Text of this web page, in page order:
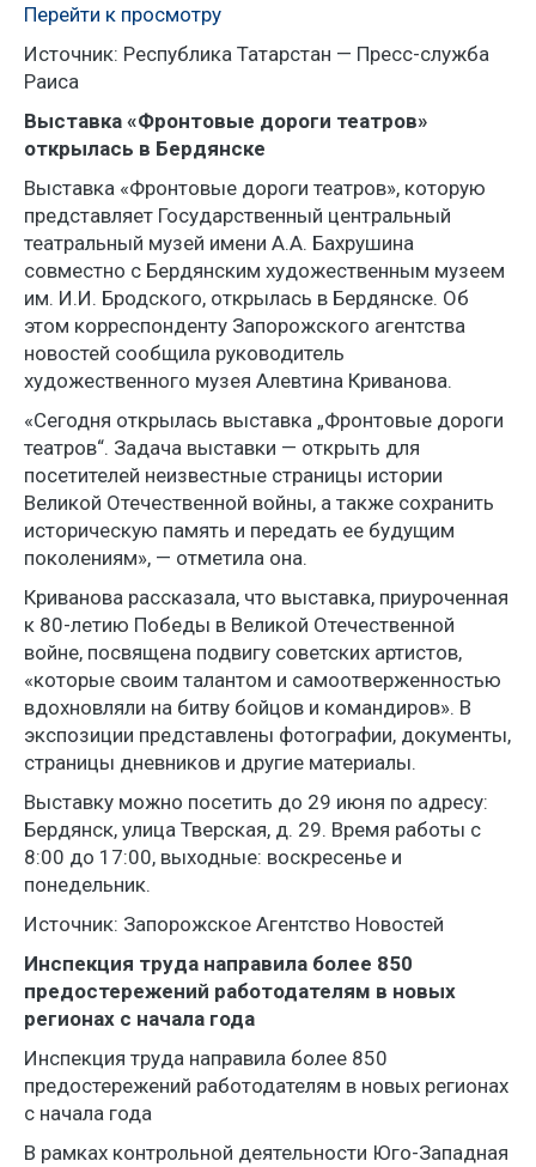
Перейти к просмотру
Источник: Республика Татарстан — Пресс-служба
Раиса
Выставка «Фронтовые дороги театров»
открылась в Бердянске
Выставка «Фронтовые дороги театров», которую
представляет Государственный центральный
театральный музей имени А.А. Бахрушина
совместно с Бердянским художественным музеем
им. И.И. Бродского, открылась в Бердянске. Об
этом корреспонденту Запорожского агентства
новостей сообщила руководитель
художественного музея Алевтина Криванова.
«Сегодня открылась выставка „Фронтовые дороги
театров“. Задача выставки — открыть для
посетителей неизвестные страницы истории
Великой Отечественной войны, а также сохранить
историческую память и передать ее будущим
поколениям», — отметила она.
Криванова рассказала, что выставка, приуроченная
к 80-летию Победы в Великой Отечественной
войне, посвящена подвигу советских артистов,
«которые своим талантом и самоотверженностью
вдохновляли на битву бойцов и командиров». В
экспозиции представлены фотографии, документы,
страницы дневников и другие материалы.
Выставку можно посетить до 29 июня по адресу:
Бердянск, улица Тверская, д. 29. Время работы с
8:00 до 17:00, выходные: воскресенье и
понедельник.
Источник: Запорожское Агентство Новостей
Инспекция труда направила более 850
предостережений работодателям в новых
регионах с начала года
Инспекция труда направила более 850
предостережений работодателям в новых регионах
с начала года
В рамках контрольной деятельности Юго-Западная